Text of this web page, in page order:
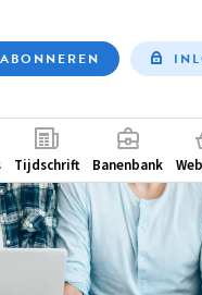
ABONNEREN
Tijdschrift Banenbank